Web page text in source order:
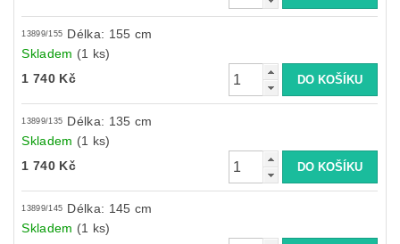
13899/155 Délka: 155 cm
Skladem (1 ks)
1 740 Kč
13899/135 Délka: 135 cm
Skladem (1 ks)
1 740 Kč
13899/145 Délka: 145 cm
Skladem (1 ks)